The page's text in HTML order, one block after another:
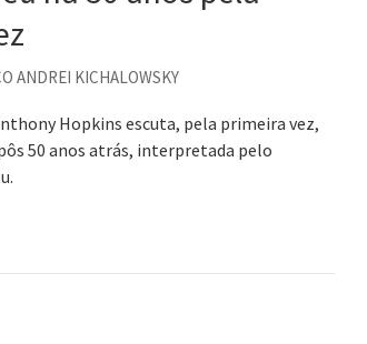
a resposta
ANDREI KICHALOWSKY
Hopkins escuta, pela primeira vez,
50 anos atrás, interpretada pelo